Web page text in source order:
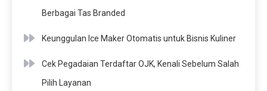
Berbagai Tas Branded
Keunggulan Ice Maker Otomatis untuk Bisnis Kuliner
Cek Pegadaian Terdaftar OJK, Kenali Sebelum Salah
Pilih Layanan